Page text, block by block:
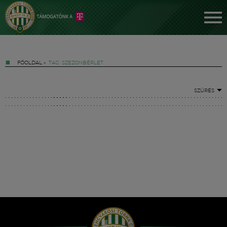
FŐOLDAL » TAG: SZEZONBÉRLET
SZŰRÉS
Hírek